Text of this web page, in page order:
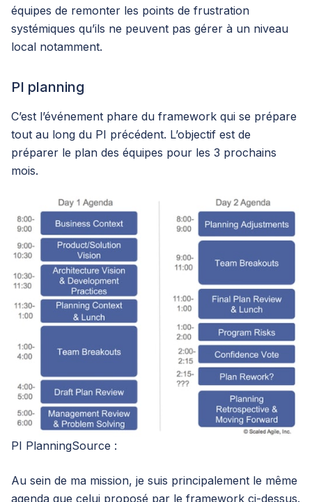
équipes de remonter les points de frustration
systémiques qu’ils ne peuvent pas gérer à un niveau
local notamment.
PI planning
C’est l’événement phare du framework qui se prépare
tout au long du PI précédent. L’objectif est de
préparer le plan des équipes pour les 3 prochains
mois.
PI PlanningSource :
Au sein de ma mission, je suis principalement le même
agenda que celui proposé par le framework ci-dessus.